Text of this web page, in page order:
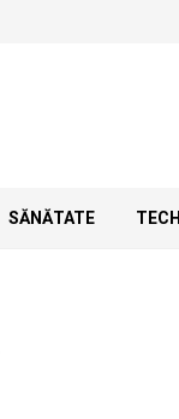
SĂNĂTATE TECH